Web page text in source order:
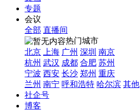
专题
会议
全部 直播间
热门城市
北京
上海 广州 深圳 南京
杭州 武汉 成都 合肥 苏州
宁波 西安 长沙 郑州 重庆
兰州 南宁 呼和浩特 哈尔滨 其他
社企号
博客